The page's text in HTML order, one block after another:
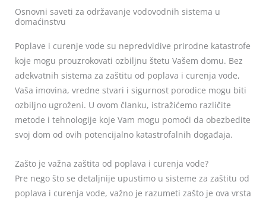
Osnovni saveti za održavanje vodovodnih sistema u
domaćinstvu
Poplave i curenje vode su nepredvidive prirodne katastrofe
koje mogu prouzrokovati ozbiljnu štetu Vašem domu. Bez
adekvatnih sistema za zaštitu od poplava i curenja vode,
Vaša imovina, vredne stvari i sigurnost porodice mogu biti
ozbiljno ugroženi. U ovom članku, istražićemo različite
metode i tehnologije koje Vam mogu pomoći da obezbedite
svoj dom od ovih potencijalno katastrofalnih događaja.
Zašto je važna zaštita od poplava i curenja vode?
Pre nego što se detaljnije upustimo u sisteme za zaštitu od
poplava i curenja vode, važno je razumeti zašto je ova vrsta